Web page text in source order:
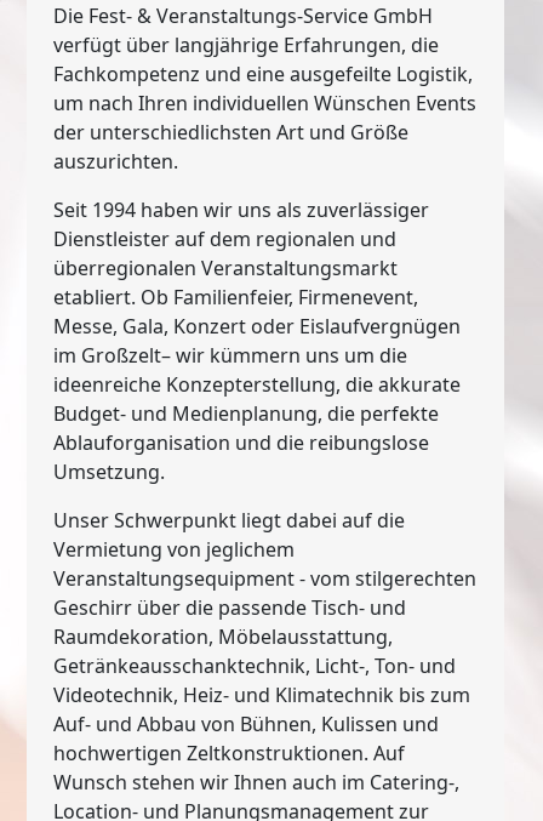
Die Fest- & Veranstaltungs-Service GmbH
verfügt über langjährige Erfahrungen, die
Fachkompetenz und eine ausgefeilte Logistik,
um nach Ihren individuellen Wünschen Events
der unterschiedlichsten Art und Größe
auszurichten.
Seit 1994 haben wir uns als zuverlässiger
Dienstleister auf dem regionalen und
überregionalen Veranstaltungsmarkt
etabliert. Ob Familienfeier, Firmenevent,
Messe, Gala, Konzert oder Eislaufvergnügen
im Großzelt– wir kümmern uns um die
ideenreiche Konzepterstellung, die akkurate
Budget- und Medienplanung, die perfekte
Ablauforganisation und die reibungslose
Umsetzung.
Unser Schwerpunkt liegt dabei auf die
Vermietung von jeglichem
Veranstaltungsequipment - vom stilgerechten
Geschirr über die passende Tisch- und
Raumdekoration, Möbelausstattung,
Getränkeausschanktechnik, Licht-, Ton- und
Videotechnik, Heiz- und Klimatechnik bis zum
Auf- und Abbau von Bühnen, Kulissen und
hochwertigen Zeltkonstruktionen. Auf
Wunsch stehen wir Ihnen auch im Catering-,
Location- und Planungsmanagement zur